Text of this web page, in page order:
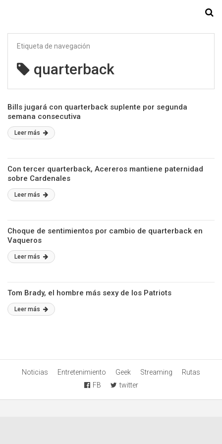
Etiqueta de navegación
quarterback
Bills jugará con quarterback suplente por segunda
semana consecutiva
Leer más
Con tercer quarterback, Acereros mantiene paternidad
sobre Cardenales
Leer más
Choque de sentimientos por cambio de quarterback en
Vaqueros
Leer más
Tom Brady, el hombre más sexy de los Patriots
Leer más
Noticias Entretenimiento Geek Streaming
Rutas
FB
twitter